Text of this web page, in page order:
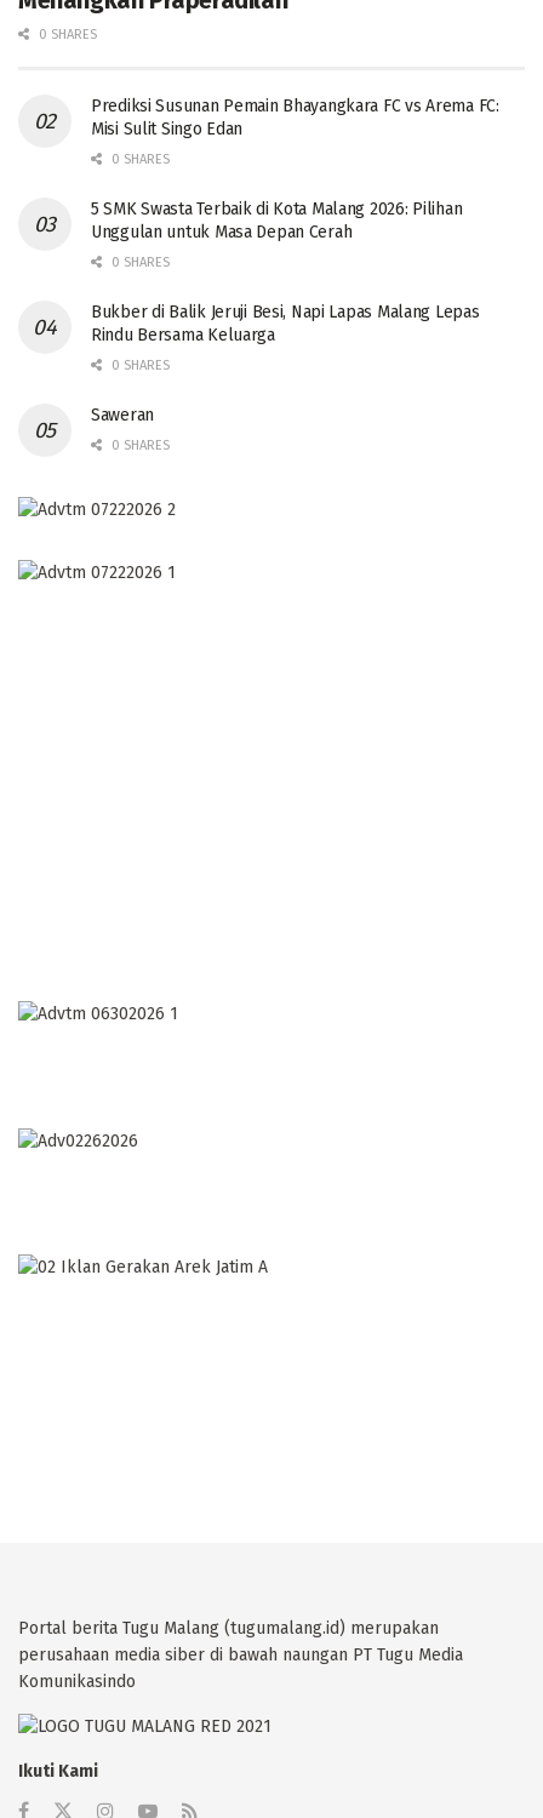
0 SHARES
Prediksi Susunan Pemain Bhayangkara FC vs Arema FC:
Misi Sulit Singo Edan
0 SHARES
5 SMK Swasta Terbaik di Kota Malang 2026: Pilihan
Unggulan untuk Masa Depan Cerah
0 SHARES
Bukber di Balik Jeruji Besi, Napi Lapas Malang Lepas
Rindu Bersama Keluarga
0 SHARES
Saweran
0 SHARES
Portal berita Tugu Malang (tugumalang.id) merupakan
perusahaan media siber di bawah naungan PT Tugu Media
Komunikasindo
Ikuti Kami